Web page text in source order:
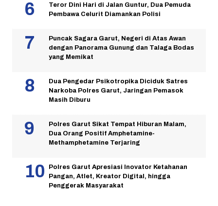
Teror Dini Hari di Jalan Guntur, Dua Pemuda
Pembawa Celurit Diamankan Polisi
Puncak Sagara Garut, Negeri di Atas Awan
dengan Panorama Gunung dan Talaga Bodas
yang Memikat
Dua Pengedar Psikotropika Diciduk Satres
Narkoba Polres Garut, Jaringan Pemasok
Masih Diburu
Polres Garut Sikat Tempat Hiburan Malam,
Dua Orang Positif Amphetamine-
Methamphetamine Terjaring
Polres Garut Apresiasi Inovator Ketahanan
Pangan, Atlet, Kreator Digital, hingga
Penggerak Masyarakat